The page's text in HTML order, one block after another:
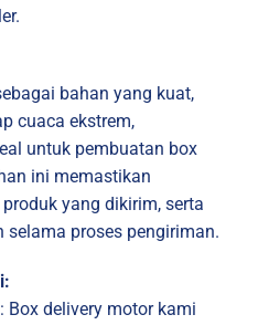
bahan yang kuat,
cuaca ekstrem,
untuk pembuatan box
ini memastikan
yang dikirim, serta
proses pengiriman.
Box delivery motor kami